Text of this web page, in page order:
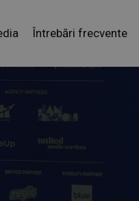
Întrebări frecvente